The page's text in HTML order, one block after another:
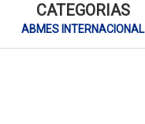
CATEGORIAS
ABMES INTERNACIONAL